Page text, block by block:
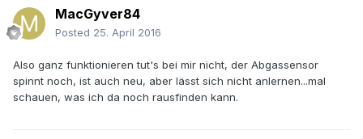
MacGyver84
Posted 25. April 2016
Also ganz funktionieren tut's bei mir nicht, der Abgassensor
spinnt noch, ist auch neu, aber lässt sich nicht anlernen...mal
schauen, was ich da noch rausfinden kann.